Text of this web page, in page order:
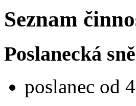
Seznam
Poslanecká
poslanec od